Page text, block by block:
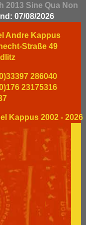
2013 Sine Qua Non
07/08/2026
Andre Kappus
Straße 49
286040
23175316
Kappus 2002 - 2026